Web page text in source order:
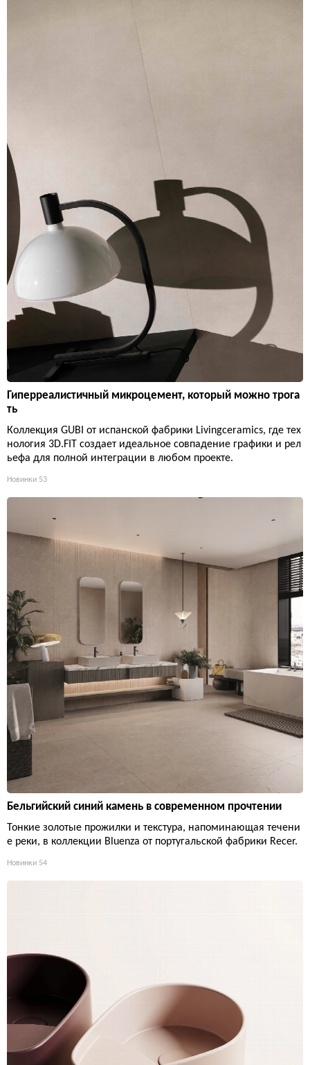
Гиперреалистичный микроцемент, который можно трога
ть
Коллекция GUBI от испанской фабрики Livingceramics, где тех
нология 3D.FIT создает идеальное совпадение графики и рел
ьефа для полной интеграции в любом проекте.
Новинки 53
Бельгийский синий камень в современном прочтении
Тонкие золотые прожилки и текстура, напоминающая течени
е реки, в коллекции Bluenza от португальской фабрики Recer.
Новинки 54